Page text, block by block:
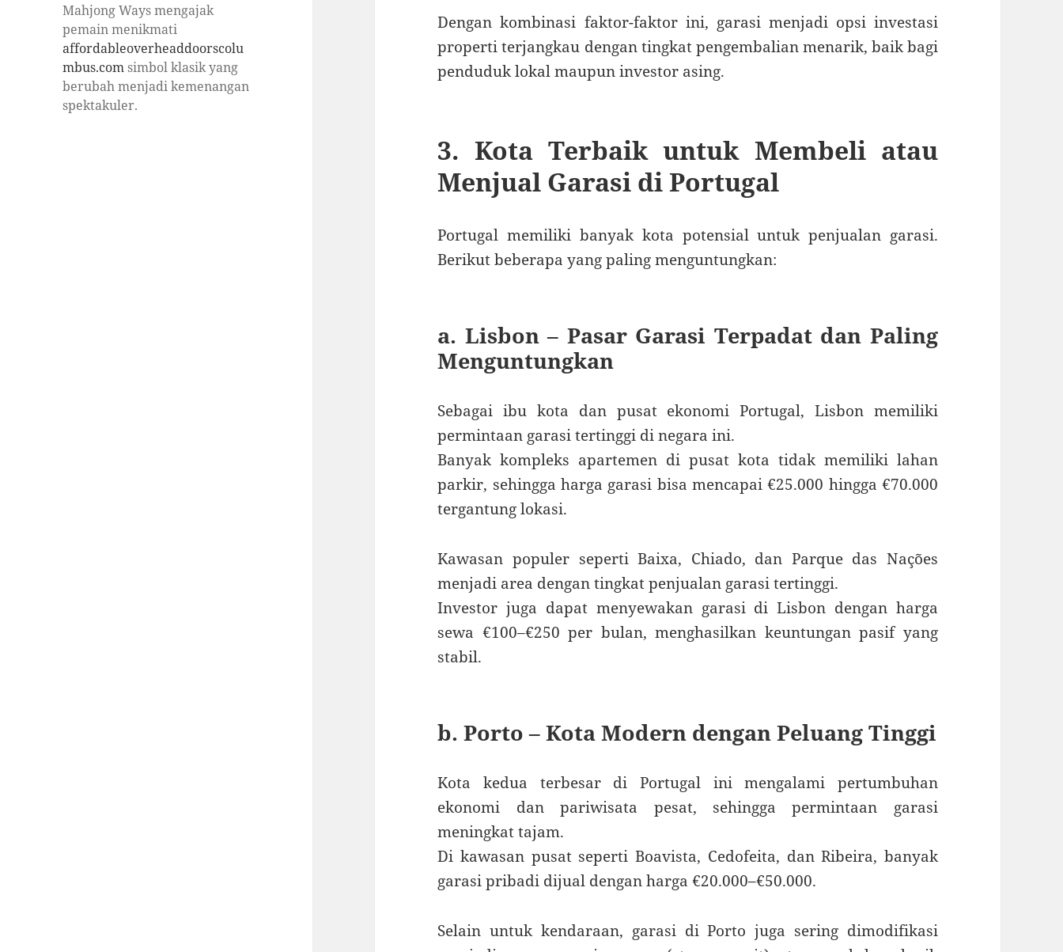
Mahjong Ways mengajak
pemain menikmati
affordableoverheaddoorscolu
mbus.comsimbol klasik yang
berubah menjadi kemenangan
spektakuler.
Dengan kombinasi faktor-faktor ini, garasi menjadi opsi investasi
properti terjangkau dengan tingkat pengembalian menarik, baik bagi
penduduk lokal maupun investor asing.
3. Kota Terbaik untuk Membeli atau
Menjual Garasi di Portugal
Portugal memiliki banyak kota potensial untuk penjualan garasi.
Berikut beberapa yang paling menguntungkan:
a. Lisbon – Pasar Garasi Terpadat dan Paling
Menguntungkan
Sebagai ibu kota dan pusat ekonomi Portugal, Lisbon memiliki
permintaan garasi tertinggi di negara ini.
Banyak kompleks apartemen di pusat kota tidak memiliki lahan
parkir, sehingga harga garasi bisa mencapai €25.000 hingga €70.000
tergantung lokasi.
Kawasan populer seperti Baixa, Chiado, dan Parque das Nações
menjadi area dengan tingkat penjualan garasi tertinggi.
Investor juga dapat menyewakan garasi di Lisbon dengan harga
sewa €100–€250 per bulan, menghasilkan keuntungan pasif yang
stabil.
b. Porto – Kota Modern dengan Peluang Tinggi
Kota kedua terbesar di Portugal ini mengalami pertumbuhan
ekonomi dan pariwisata pesat, sehingga permintaan garasi
meningkat tajam.
Di kawasan pusat seperti Boavista, Cedofeita, dan Ribeira, banyak
garasi pribadi dijual dengan harga €20.000–€50.000.
Selain untuk kendaraan, garasi di Porto juga sering dimodifikasi